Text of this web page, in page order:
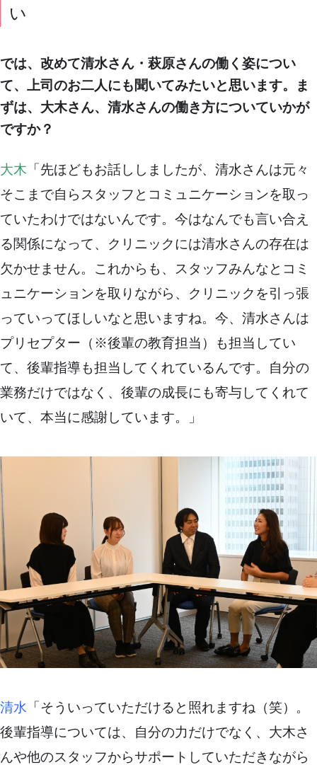
い
では、改めて清水さん・萩原さんの働く姿につい
て、上司のお二人にも聞いてみたいと思います。ま
ずは、大木さん、清水さんの働き方についていかが
ですか？
大木 「先ほどもお話ししましたが、清水さんは元々
そこまで自らスタッフとコミュニケーションを取っ
ていたわけではないんです。今はなんでも言い合え
る関係になって、クリニックには清水さんの存在は
欠かせません。これからも、スタッフみんなとコミ
ュニケーションを取りながら、クリニックを引っ張
っていってほしいなと思いますね。今、清水さんは
プリセプター（※後輩の教育担当）も担当してい
て、後輩指導も担当してくれているんです。自分の
業務だけではなく、後輩の成長にも寄与してくれて
いて、本当に感謝しています。」
清水 「そういっていただけると照れますね（笑）。
後輩指導については、自分の力だけでなく、大木さ
んや他のスタッフからサポートしていただきながら